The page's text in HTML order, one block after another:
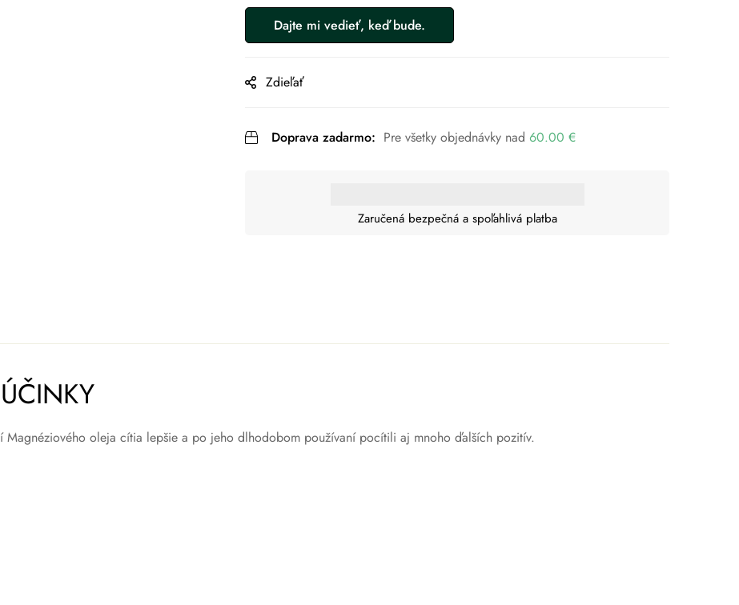
Zdieľať
Doprava zadarmo: Pre všetky objednávky nad 60.00 €
Zaručená bezpečná a spoľahlivá platba
Magnéziového oleja cítia lepšie a po jeho dlhodobom používaní pocítili aj mnoho ďalších pozitív.